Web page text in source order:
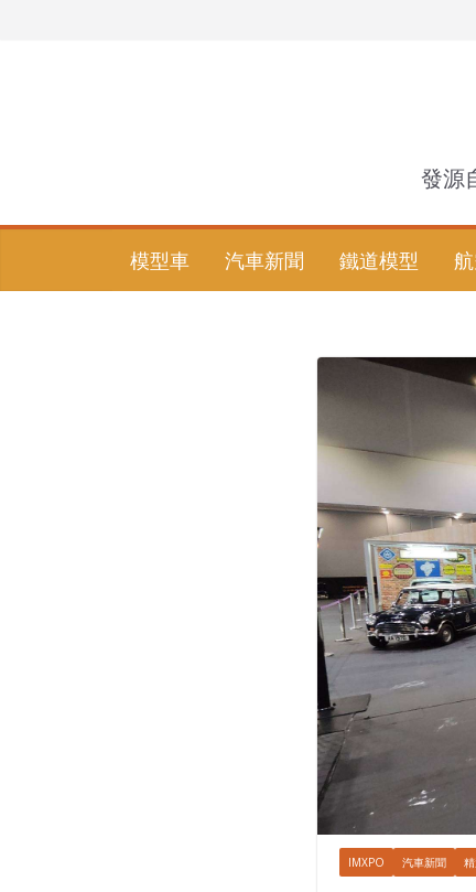
發源
模型車 汽車新聞 鐵道模型
IMXPO 汽車新聞